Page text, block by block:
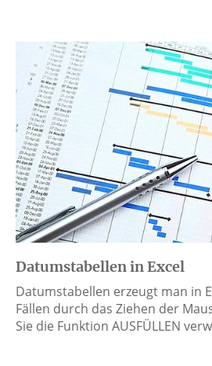
Datumstabellen in Excel
Datumstabellen erzeugt man in
Fällen durch das Ziehen der
Sie die Funktion AUSFÜLLEN